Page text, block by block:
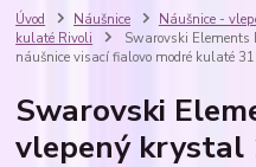
Úvod Náušnice Náušnice -
kulaté Rivoli
Swarovski
náušnice visací fialovo modré kulaté
Swarovski
vlepený krystal